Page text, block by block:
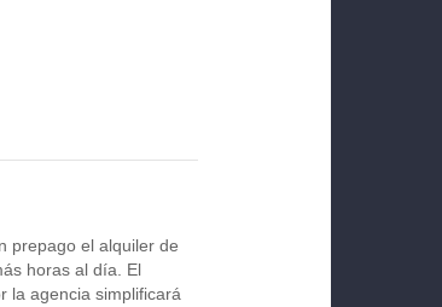
prepago el alquiler de
horas al día. El
la agencia simplificará